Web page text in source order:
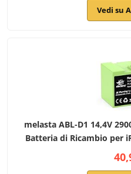
Vedi su
melasta ABL-D1 14,4V
Batteria di Ricambio per
i4/i4+ i3/i3+ e5 e6 4624864
Batteria